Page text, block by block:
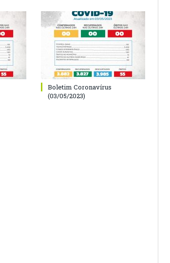
Boletim Coronavírus
(03/05/2023)